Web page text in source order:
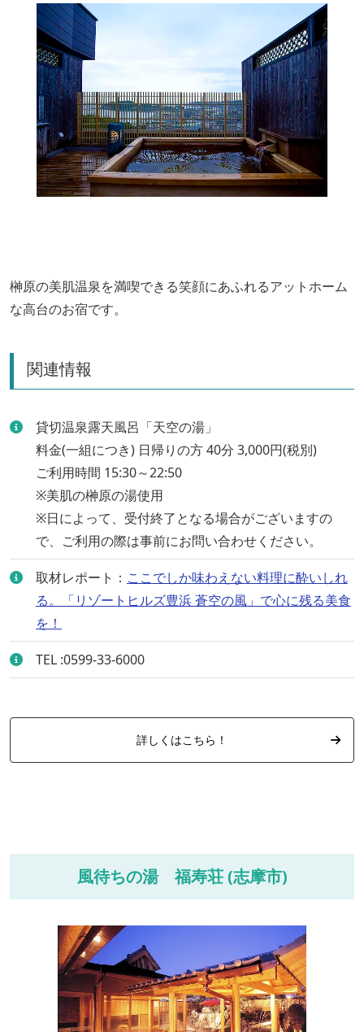
榊原の美肌温泉を満喫できる笑顔にあふれるアットホーム
な高台のお宿です。
関連情報
貸切温泉露天風呂「天空の湯」
料金(一組につき) 日帰りの方 40分 3,000円(税別)
ご利用時間 15:30～22:50
※美肌の榊原の湯使用
※日によって、受付終了となる場合がございますの
で、ご利用の際は事前にお問い合わせください。
取材レポート： ここでしか味わえない料理に酔いしれ
る。「リゾートヒルズ豊浜 蒼空の風」で心に残る美食
を！
TEL :0599-33-6000
詳しくはこちら！
風待ちの湯 福寿荘 (志摩市)